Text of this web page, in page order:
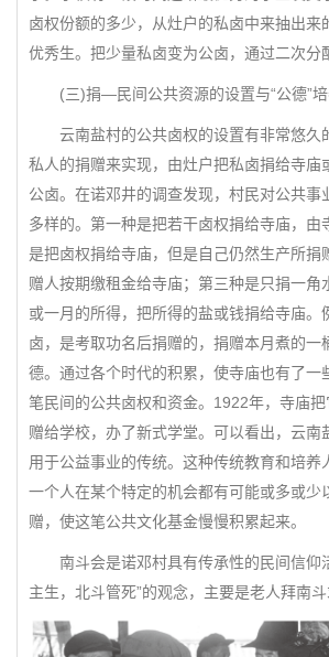
卤权份额的多少，从灶户的私卤中来抽出来
优秀生。把少量私卤变为公卤，通过二次分
(三)捐—民间公共资源的设置与“公德”培
云南盐村的公共卤权的设置有非常悠久
私人的捐赠来实现，由灶户把私卤捐给寺庙
公卤。在诺邓井的调查发现，村民对公共事
多样的。第一种是把若干卤权捐给寺庙，由
是把卤权捐给寺庙，但是自己仍然生产所捐
赠人按期缴租金给寺庙；第三种是只捐一角
或一月的所得，把所得的盐或钱捐给寺庙。
卤，是考取功名后捐赠的，捐赠本月煮的一
德。通过各个时代的积累，使寺庙也有了一
笔民间的公共卤权和资金。1922年，寺庙
赠给学校，办了新式学堂。可以看出，云南
用于公益事业的传统。这种传统教育和培养
一个人在某个特定的机会都有可能或多或少
赠，使这笔公共文化基金慢慢积累起来。
南斗会是诺邓村具有传承性的民间信仰
主生，北斗管死”的观念，主要是老人拜南斗